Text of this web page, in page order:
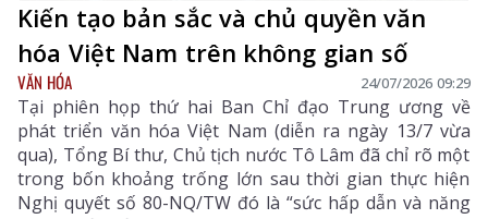
Kiến tạo bản sắc và chủ quyền văn
hóa Việt Nam trên không gian số
VĂN HÓA 24/07/2026 09:29
Tại phiên họp thứ hai Ban Chỉ đạo Trung ương về
phát triển văn hóa Việt Nam (diễn ra ngày 13/7 vừa
qua), Tổng Bí thư, Chủ tịch nước Tô Lâm đã chỉ rõ một
trong bốn khoảng trống lớn sau thời gian thực hiện
Nghị quyết số 80-NQ/TW đó là “sức hấp dẫn và năng